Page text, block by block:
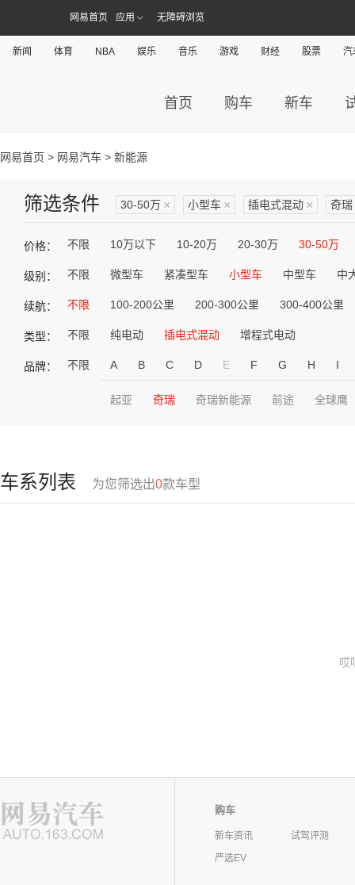
网易首页 应用 无障碍浏览
新闻 体育 NBA 娱乐 音乐 游戏 财经 股票 汽
首页 购车 新车
网易首页 > 网易汽车 > 新能源
筛选条件 30-50万 × 小型车 × 插电式混动 × 奇瑞
价格： 不限 10万以下 10-20万 20-30万 30-50万
级别： 不限 微型车 紧凑型车 小型车 中型车 中
续航： 不限 100-200公里 200-300公里 300-400公里
类型： 不限 纯电动 插电式混动 增程式电动
品牌： 不限 A B C D E F G H I
起亚 奇瑞 奇瑞新能源 前途 全球鹰
车系列表 为您筛选出0款车型
哎
购车
新车资讯
试驾评测
严选EV